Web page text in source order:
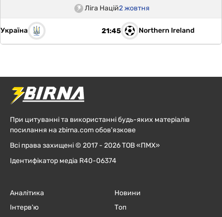
Ліга Націй2 жовтня
Україна 21:45 Northern Ireland
При цитуванні та використанні будь-яких матеріалів
посилання на zbirna.com обов'язкове
Всі права захищені © 2017 - 2026 ТОВ «ПМХ»
Ідентифікатор медіа R40-06374
Аналітика
Інтерв'ю
Новини
Топ